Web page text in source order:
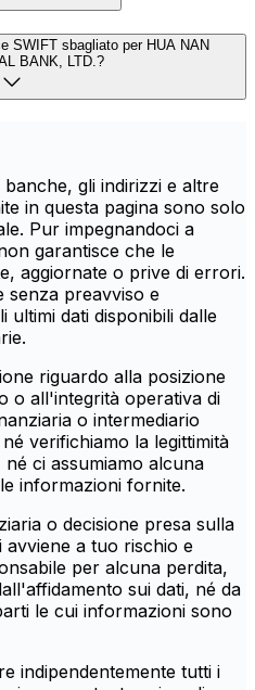
SWIFT sbagliato per HUA NAN
BANK, LTD.?
gli indirizzi e altre
in questa pagina sono solo
Pur impegnandoci a
garantisce che le
aggiornate o prive di errori.
senza preavviso e
dati disponibili dalle
riguardo alla posizione
o all'integrità operativa di
o intermediario
verifichiamo la legittimità
ci assumiamo alcuna
informazioni fornite.
o decisione presa sulla
avviene a tuo rischio e
per alcuna perdita,
sui dati, né da
le cui informazioni sono
indipendentemente tutti i